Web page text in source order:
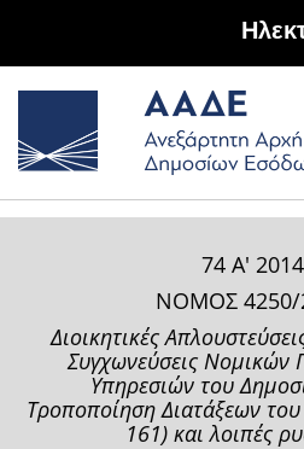
74 Α' 2014
ΝΟΜΟΣ 4250/
Διοικητικές
Συγχωνεύσεις Νομικών
Υπηρεσιών του
Τροποποίηση Διατάξεων
161) και λοιπές